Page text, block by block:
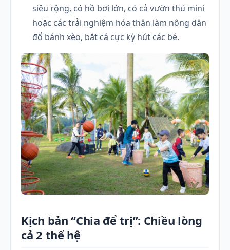
siêu rộng, có hồ bơi lớn, có cả vườn thú mini
hoặc các trải nghiệm hóa thân làm nông dân
đổ bánh xèo, bắt cá cực kỳ hút các bé.
Kịch bản “Chia để trị”: Chiều lòng
cả 2 thế hệ